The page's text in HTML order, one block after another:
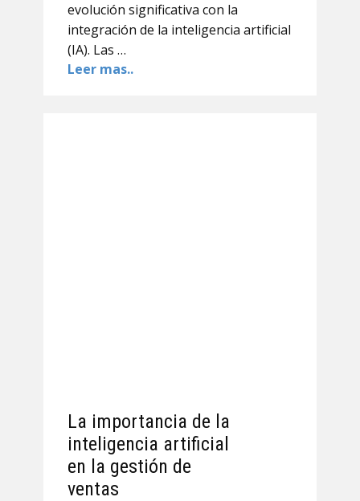
evolución significativa con la
integración de la inteligencia artificial
(IA). Las …
Leer mas..
La importancia de la
inteligencia artificial
en la gestión de
ventas